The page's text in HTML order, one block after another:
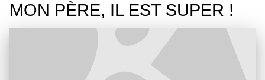
MON PÈRE, IL EST SUPER !